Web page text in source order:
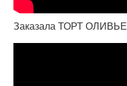
Заказала ТОРТ ОЛИВЬЕ